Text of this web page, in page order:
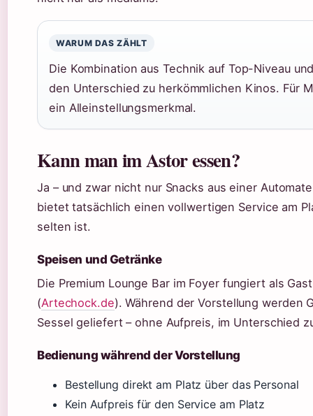
WARUM DAS ZÄHLT
Die Kombination aus Technik auf Top-Niveau
den Unterschied zu herkömmlichen Kinos. Für
ein Alleinstellungsmerkmal.
Kann man im Astor essen?
Ja – und zwar nicht nur Snacks aus einer
bietet tatsächlich einen vollwertigen Service am
selten ist.
Speisen und Getränke
Die Premium Lounge Bar im Foyer fungiert als
(Artechock.de). Während der Vorstellung werden
Sessel geliefert – ohne Aufpreis, im Unterschied
Bedienung während der Vorstellung
Bestellung direkt am Platz über das Personal
Kein Aufpreis für den Service am Platz